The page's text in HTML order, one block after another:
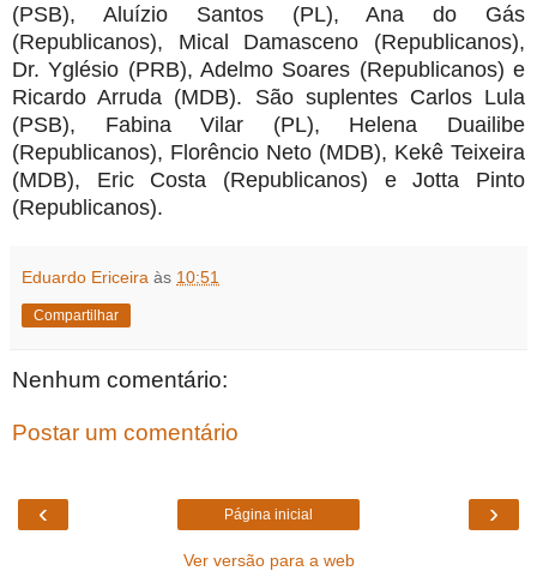
(PSB), Aluízio Santos (PL), Ana do Gás
(Republicanos), Mical Damasceno (Republicanos),
Dr. Yglésio (PRB), Adelmo Soares (Republicanos) e
Ricardo Arruda (MDB). São suplentes Carlos Lula
(PSB), Fabina Vilar (PL), Helena Duailibe
(Republicanos), Florêncio Neto (MDB), Kekê Teixeira
(MDB), Eric Costa (Republicanos) e Jotta Pinto
(Republicanos).
Eduardo Ericeira às 10:51
Compartilhar
Nenhum comentário:
Postar um comentário
‹ ›
Página inicial
Ver versão para a web